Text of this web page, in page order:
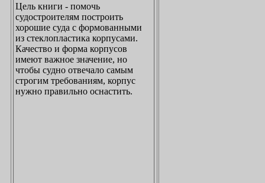
Цель книги - помочь
судостроителям построить
хорошие суда с формованными
из стеклопластика корпусами.
Качество и форма корпусов
имеют важное значение, но
чтобы судно отвечало самым
строгим требованиям, корпус
нужно правильно оснастить.